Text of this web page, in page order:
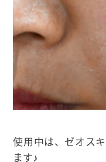
使用中は、ゼオス
ます♪